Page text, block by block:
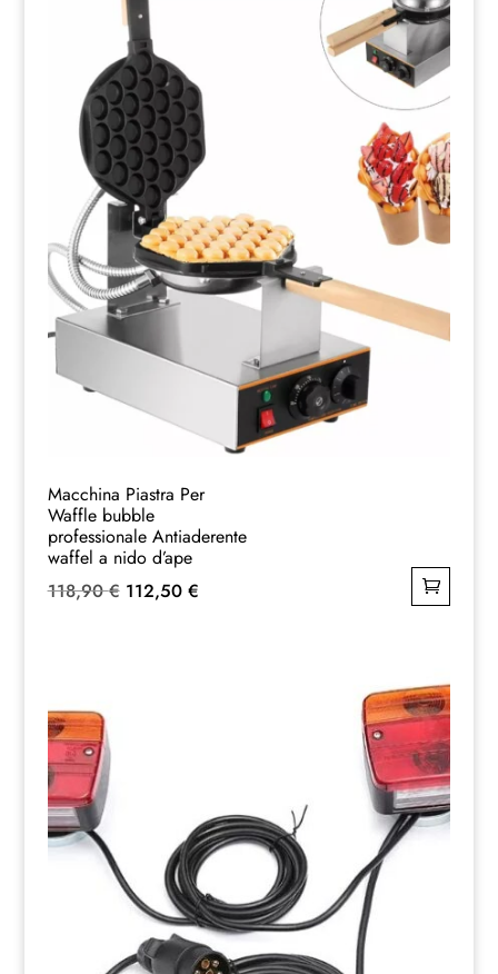
Macchina Piastra Per
Waffle bubble
professionale Antiaderente
waffel a nido d’ape
118,90€ Il
112,50 €Il